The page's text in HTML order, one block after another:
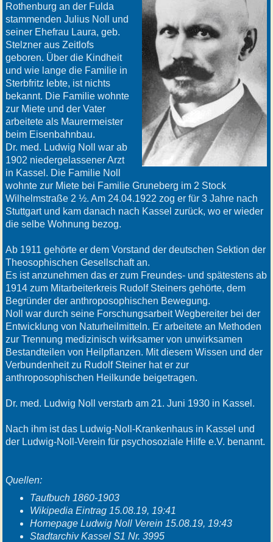
Rothenburg an der Fulda
stammenden Julius Noll und
seiner Ehefrau Laura, geb.
Stelzner aus Zeitlofs
geboren. Über die Kindheit
und wie lange die Familie in
Sterbfritz lebte, ist nichts
bekannt. Die Familie wohnte
zur Miete und der Vater
arbeitete als Maurermeister
beim Eisenbahnbau.
Dr. med. Ludwig Noll war ab
1902 niedergelassener Arzt
in Kassel. Die Familie Noll
wohnte zur Miete bei Familie Gruneberg im 2 Stock
Wilhelmstraße 2 ½. Am 24.04.1922 zog er für 3 Jahre nach
Stuttgart und kam danach nach Kassel zurück, wo er wieder
die selbe Wohnung bezog.
Ab 1911 gehörte er dem Vorstand der deutschen Sektion der
Theosophischen Gesellschaft an.
Es ist anzunehmen das er zum Freundes- und spätestens ab
1914 zum Mitarbeiterkreis Rudolf Steiners gehörte, dem
Begründer der anthroposophischen Bewegung.
Noll war durch seine Forschungsarbeit Wegbereiter bei der
Entwicklung von Naturheilmitteln. Er arbeitete an Methoden
zur Trennung medizinisch wirksamer von unwirksamen
Bestandteilen von Heilpflanzen. Mit diesem Wissen und der
Verbundenheit zu Rudolf Steiner hat er zur
anthroposophischen Heilkunde beigetragen.
Dr. med. Ludwig Noll verstarb am 21. Juni 1930 in Kassel.
Nach ihm ist das Ludwig-Noll-Krankenhaus in Kassel und
der Ludwig-Noll-Verein für psychosoziale Hilfe e.V. benannt.
Quellen:
Taufbuch 1860-1903
Wikipedia Eintrag 15.08.19, 19:41
Homepage Ludwig Noll Verein 15.08.19, 19:43
Stadtarchiv Kassel S1 Nr. 3995